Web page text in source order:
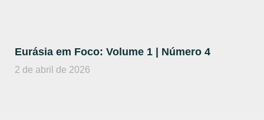
Eurásia em Foco: Volume 1 | Número 4
2 de abril de 2026